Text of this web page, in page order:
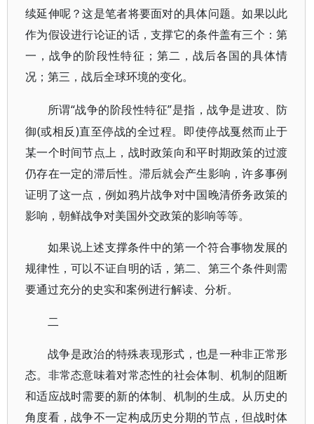
续延伸呢？这是笔者将要面对的具体问题。如果以此
作为假设进行论证的话，支撑它的条件盖有三个：第
一，战争的阶段性特征；第二，战后各国的具体情
况；第三，战后全球环境的变化。
所谓“战争的阶段性特征”是指，战争是进攻、防
御(或相反)直至停战的全过程。即使停战戛然而止于
某一个时间节点上，战时政策向和平时期政策的过渡
仍存在一定的滞后性。滞后就会产生影响，许多事例
证明了这一点，例如鸦片战争对中国晚清侨务政策的
影响，朝鲜战争对美国外交政策的影响等等。
如果说上述支撑条件中的第一个符合事物发展的
规律性，可以不证自明的话，第二、第三个条件则需
要通过充分的史实和案例进行解读、分析。
二
战争是政治的特殊表现形式，也是一种非正常形
态。非常态意味着对常态性的社会体制、机制的阻断
和适应战时需要的新的体制、机制的生成。从历史的
角度看，战争不一定构成历史分期的节点，但战时体